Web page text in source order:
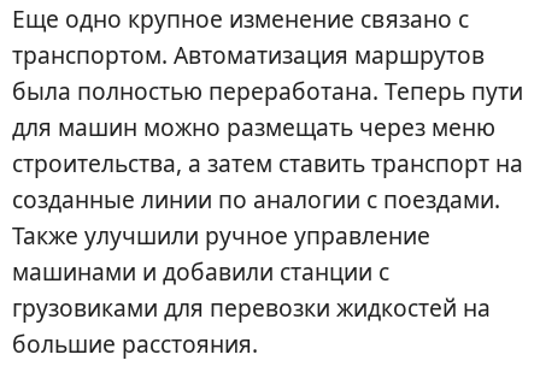
Еще одно крупное изменение связано с
транспортом. Автоматизация маршрутов
была полностью переработана. Теперь пути
для машин можно размещать через меню
строительства, а затем ставить транспорт на
созданные линии по аналогии с поездами.
Также улучшили ручное управление
машинами и добавили станции с
грузовиками для перевозки жидкостей на
большие расстояния.